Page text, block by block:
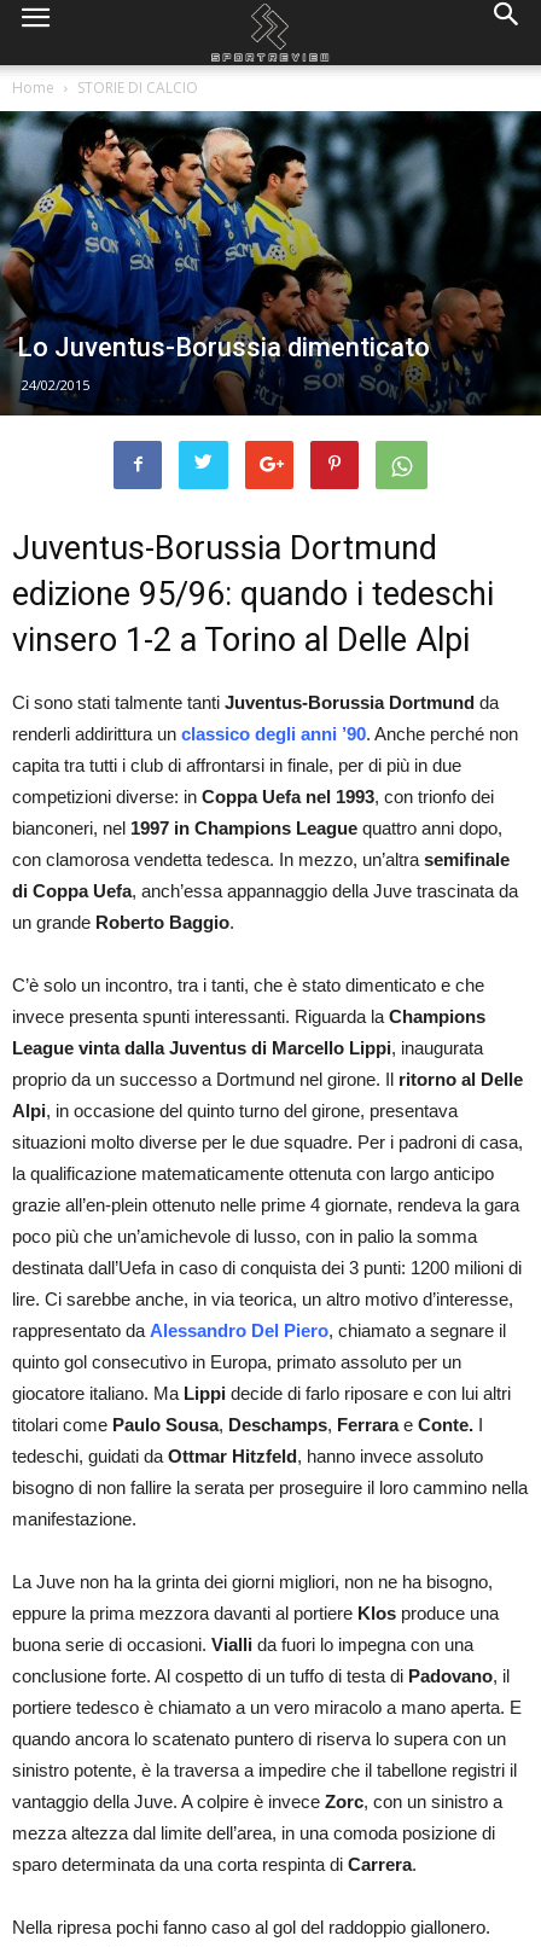
Home STORIE DI CALCIO
Lo Juventus-Borussia dimenticato
24/02/2015
Juventus-Borussia Dortmund
edizione 95/96: quando i tedeschi
vinsero 1-2 a Torino al Delle Alpi
Ci sono stati talmente tanti Juventus-Borussia Dortmund da
renderli addirittura un classico degli anni ’90. Anche perché non
capita tra tutti i club di affrontarsi in finale, per di più in due
competizioni diverse: in Coppa Uefa nel 1993, con trionfo dei
bianconeri, nel 1997 in Champions League quattro anni dopo,
con clamorosa vendetta tedesca. In mezzo, un’altra semifinale
di Coppa Uefa, anch’essa appannaggio della Juve trascinata da
un grande Roberto Baggio.
C’è solo un incontro, tra i tanti, che è stato dimenticato e che
invece presenta spunti interessanti. Riguarda la Champions
League vinta dalla Juventus di Marcello Lippi, inaugurata
proprio da un successo a Dortmund nel girone. Il ritorno al Delle
Alpi, in occasione del quinto turno del girone, presentava
situazioni molto diverse per le due squadre. Per i padroni di casa,
la qualificazione matematicamente ottenuta con largo anticipo
grazie all’en-plein ottenuto nelle prime 4 giornate, rendeva la gara
poco più che un’amichevole di lusso, con in palio la somma
destinata dall’Uefa in caso di conquista dei 3 punti: 1200 milioni di
lire. Ci sarebbe anche, in via teorica, un altro motivo d’interesse,
rappresentato da Alessandro Del Piero, chiamato a segnare il
quinto gol consecutivo in Europa, primato assoluto per un
giocatore italiano. Ma Lippi decide di farlo riposare e con lui altri
titolari come Paulo Sousa, Deschamps, Ferrarae Conte. I
tedeschi, guidati da Ottmar Hitzfeld, hanno invece assoluto
bisogno di non fallire la serata per proseguire il loro cammino nella
manifestazione.
La Juve non ha la grinta dei giorni migliori, non ne ha bisogno,
eppure la prima mezzora davanti al portiere Klos produce una
buona serie di occasioni. Vialli da fuori lo impegna con una
conclusione forte. Al cospetto di un tuffo di testa di Padovano, il
portiere tedesco è chiamato a un vero miracolo a mano aperta. E
quando ancora lo scatenato puntero di riserva lo supera con un
sinistro potente, è la traversa a impedire che il tabellone registri il
vantaggio della Juve. A colpire è invece Zorc, con un sinistro a
mezza altezza dal limite dell’area, in una comoda posizione di
sparo determinata da una corta respinta di Carrera.
Nella ripresa pochi fanno caso al gol del raddoppio giallonero.